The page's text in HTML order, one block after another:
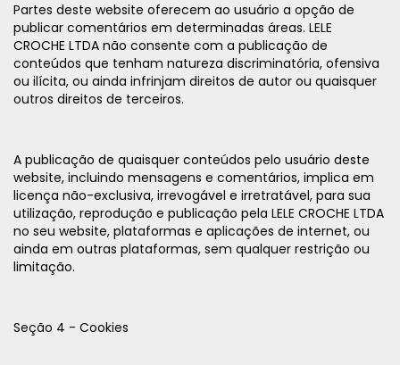
Partes deste website oferecem ao usuário a opção de
publicar comentários em determinadas áreas. LELE
CROCHE LTDA não consente com a publicação de
conteúdos que tenham natureza discriminatória, ofensiva
ou ilícita, ou ainda infrinjam direitos de autor ou quaisquer
outros direitos de terceiros.
A publicação de quaisquer conteúdos pelo usuário deste
website, incluindo mensagens e comentários, implica em
licença não-exclusiva, irrevogável e irretratável, para sua
utilização, reprodução e publicação pela LELE CROCHE LTDA
no seu website, plataformas e aplicações de internet, ou
ainda em outras plataformas, sem qualquer restrição ou
limitação.
Seção 4 - Cookies